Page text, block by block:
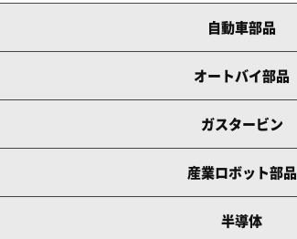
自動車部品
オートバイ部品
ガスタービン
産業ロボット部品
半導体